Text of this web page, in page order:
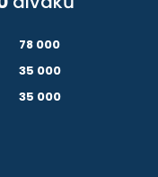
78 000
35 000
35 000